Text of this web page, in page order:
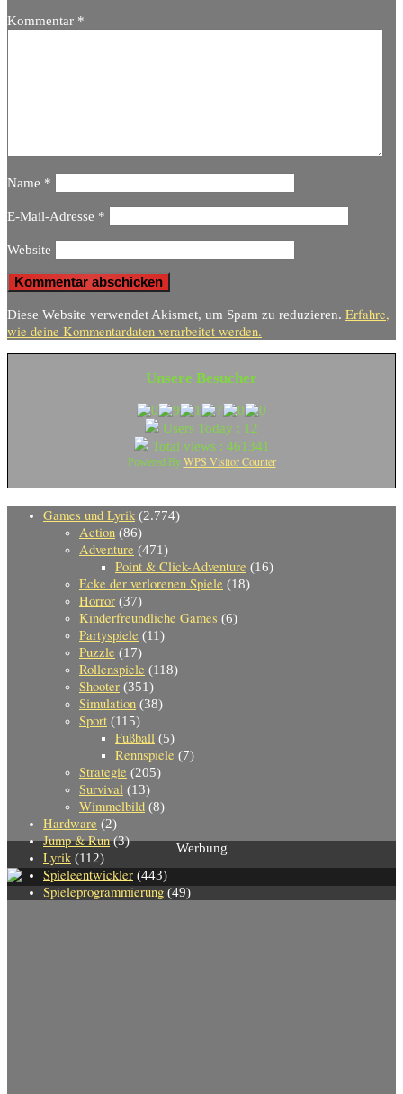
Kommentar *
Name *
E-Mail-Adresse *
Website
Diese Website verwendet Akismet, um Spam zu reduzieren. Erfahre,
wie deine Kommentardaten verarbeitet werden.
Unsere Besucher
Users Today : 12
Total views : 461341
Powered By WPS Visitor Counter
Games und Lyrik (2.774)
Action (86)
Adventure (471)
Point & Click-Adventure (16)
Ecke der verlorenen Spiele (18)
Horror (37)
Kinderfreundliche Games (6)
Partyspiele (11)
Puzzle (17)
Rollenspiele (118)
Shooter (351)
Simulation (38)
Sport (115)
Fußball (5)
Rennspiele (7)
Strategie (205)
Survival (13)
Wimmelbild (8)
Hardware (2)
Jump & Run(3)
Lyrik (112)
Spieleentwickler (443)
Spieleprogrammierung (49)
Werbung